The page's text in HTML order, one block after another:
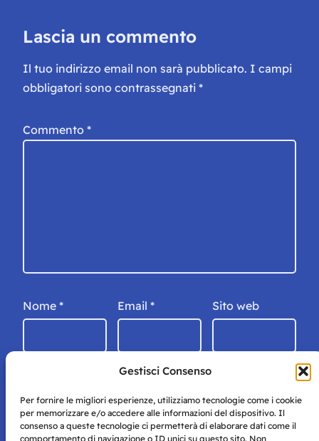
Gestisci Consenso
Per fornire le migliori esperienze, utilizziamo tecnologie come i cookie
per memorizzare e/o accedere alle informazioni del dispositivo. Il
consenso a queste tecnologie ci permetterà di elaborare dati come il
comportamento di navigazione o ID unici su questo sito. Non
Lascia un commento
Il tuo indirizzo email non sarà pubblicato. I campi
obbligatori sono contrassegnati *
Commento *
Nome * Email * Sito web